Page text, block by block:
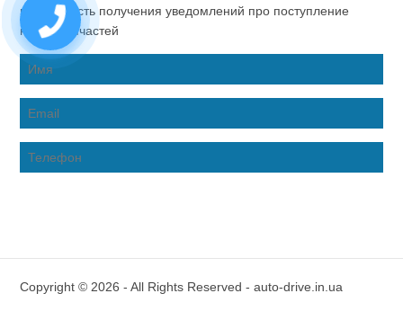
возможность получения уведомлений про поступление
новых запчастей
Copyright © 2026 - All Rights Reserved - auto-drive.in.ua